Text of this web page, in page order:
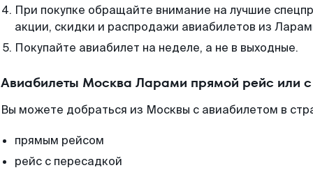
При покупке обращайте внимание на лучшие
акции, скидки и распродажи авиабилетов из
Покупайте авиабилет на неделе, а не в выходные.
Авиабилеты Москва Ларами прямой рейс или
Вы можете добраться из Москвы с авиабилетом в
прямым рейсом
рейс с пересадкой